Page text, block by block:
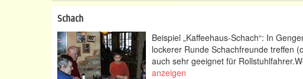
Schach
Beispiel „Kaffeehaus-Schach“: In
lockerer Runde Schachfreunde treffen
auch sehr geeignet für
anzeigen